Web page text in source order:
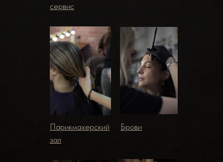
сервис
Парикмахерский
зал
Брови